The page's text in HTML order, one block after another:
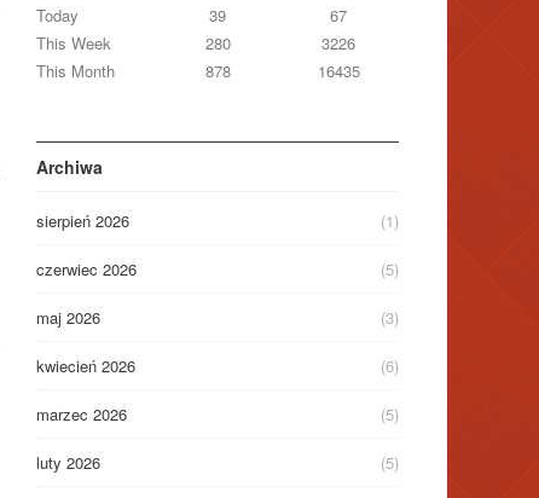
Today
39
67
This Week
280
3226
This Month
878 16435
Archiwa
sierpień 2026 (1)
czerwiec 2026 (5)
maj 2026 (3)
kwiecień 2026 (6)
marzec 2026 (5)
luty 2026 (5)